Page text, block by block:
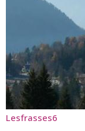
Lesfrasses6